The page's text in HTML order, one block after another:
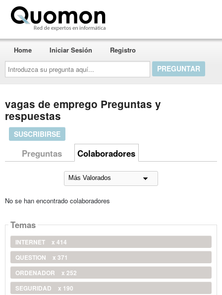
Introduzca
su
pregunta
aquí...
Home Iniciar Sesión Registro
vagas de emprego Preguntas y
respuestas
SUSCRIBIRSE
Preguntas Colaboradores
No se han encontrado colaboradores
Temas
INTERNET
x 414
QUESTION
x 371
ORDENADOR
x 252
SEGURIDAD
x 190